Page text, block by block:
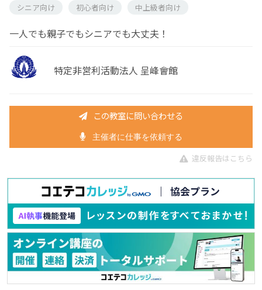
シニア向け
初心者向け 中上級者向け
一人でも親子でもシニアでも大丈夫！
特定非営利活動法人 呈峰會館
この教室に問い合わせる
主催者に仕事を依頼する
違反報告はこちら